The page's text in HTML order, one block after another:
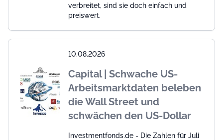
verbreitet, sind sie doch einfach und
preiswert.
10.08.2026
Capital | Schwache US-
Arbeitsmarktdaten beleben
die Wall Street und
schwächen den US-Dollar
Investmentfonds.de - Die Zahlen für Juli